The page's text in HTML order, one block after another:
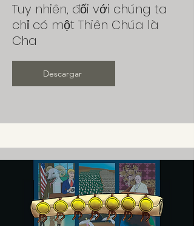
Tuy nhiên, đối với chúng ta
chỉ có một Thiên Chúa là
Cha
Descargar